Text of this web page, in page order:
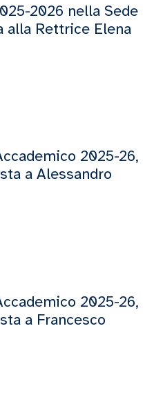
2026 nella Sede
alla Rettrice Elena
2025-26,
a Alessandro
2025-26,
a Francesco